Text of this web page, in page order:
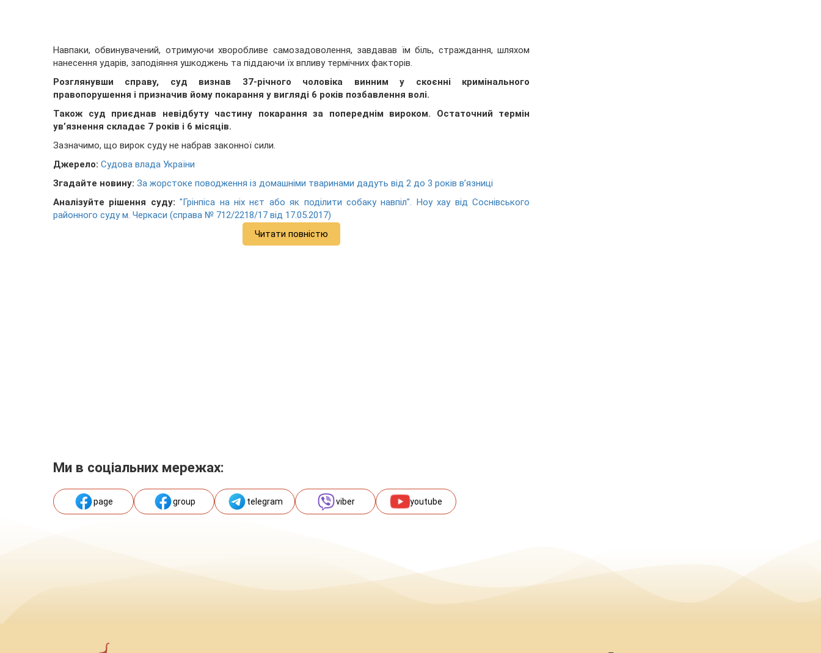
Навпаки, обвинувачений, отримуючи хворобливе самозадоволення, завдавав їм біль, страждання, шляхом
нанесення ударів, заподіяння ушкоджень та піддаючи їх впливу термічних факторів.
Розглянувши справу, суд визнав 37-річного чоловіка винним у скоєнні кримінального
правопорушення і призначив йому покарання у вигляді 6 років позбавлення волі.
Також суд приєднав невідбуту частину покарання за попереднім вироком. Остаточний термін
ув’язнення складає 7 років і 6 місяців.
Зазначимо, що вирок суду не набрав законної сили.
Джерело: Судова влада України
Згадайте новину: За жорстоке поводження із домашніми тваринами дадуть від 2 до 3 років в’язниці
Аналізуйте рішення суду:"Грінпіса на ніх нєт або як поділити собаку навпіл". Ноу хау від Соснівського
районного суду м. Черкаси (справа № 712/2218/17 від 17.05.2017)
Читати повністю
Ми в соціальних мережах:
page group telegram viber youtube